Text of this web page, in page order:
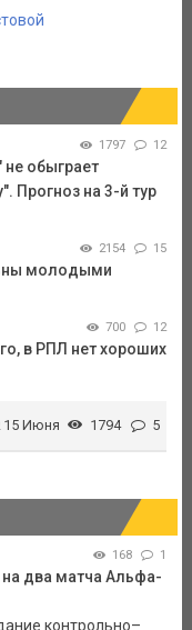
1797 12
обыграет
Прогноз на 3-й тур
2154 15
молодыми
700 12
в РПЛ нет хороших
15 Июня 1794 5
168 1
два матча Альфа-
контрольно–